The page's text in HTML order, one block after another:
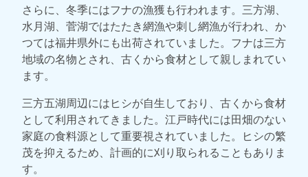
さらに、冬季にはフナの漁獲も行われます。三方湖、
水月湖、菅湖ではたたき網漁や刺し網漁が行われ、か
つては福井県外にも出荷されていました。フナは三方
地域の名物とされ、古くから食材として親しまれてい
ます。
三方五湖周辺にはヒシが自生しており、古くから食材
として利用されてきました。江戸時代には田畑のない
家庭の食料源として重要視されていました。ヒシの繁
茂を抑えるため、計画的に刈り取られることもありま
す。